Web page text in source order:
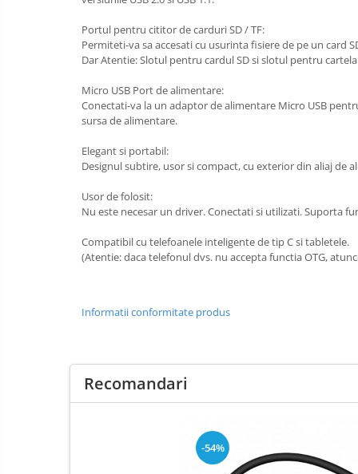
Portul pentru cititor de carduri SD / TF:
Permiteti-va sa accesati cu usurinta fisiere de pe un card
Dar Atentie: Slotul pentru cardul SD si slotul pentru
Micro USB Port de alimentare:
Conectati-va la un adaptor de alimentare Micro USB
sursa de alimentare.
Elegant si portabil:
Designul subtire, usor si compact, cu exterior din aliaj de
Usor de folosit:
Nu este necesar un driver. Conectati si utilizati. Suporta
Compatibil cu telefoanele inteligente de tip C si tabletele.
(Atentie: daca telefonul dvs. nu accepta functia OTG,
Informatii conformitate produs
Recomandari
-54%